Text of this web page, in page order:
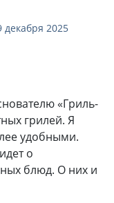
декабря 2025
«Гриль-
грилей. Я
удобными.
о
блюд. О них и